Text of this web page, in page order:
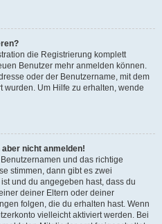
die Registrierung komplett
Benutzer mehr anmelden können.
oder der Benutzername, mit dem
wurden. Um Hilfe zu erhalten, wende
nicht anmelden!
und das richtige
stimmen, dann gibt es zwei
und du angegeben hast, dass du
deiner Eltern oder deiner
folgen, die du erhalten hast. Wenn
vielleicht aktiviert werden. Bei